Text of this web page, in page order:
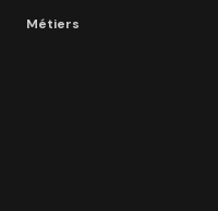
Métiers